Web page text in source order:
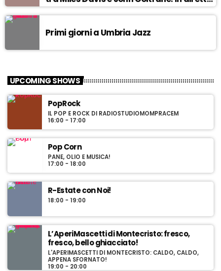
da Egea.
Primi giorni a Umbria Jazz
UPCOMING SHOWS
PopRock
IL POP E ROCK DI RADIOSTUDIOMOMPRACEM
16:00 - 17:00
Pop Corn
PANE, OLIO E MUSICA!
17:00 - 18:00
R-Estate con Noi!
18:00 - 19:00
L’AperiMascetti di Montecristo: fresco,
fresco, bello ghiacciato!
L'APERIMASCETTI DI MONTECRISTO: CALDO, CALDO,
APPENA SFORNATO!
19:00 - 20:00